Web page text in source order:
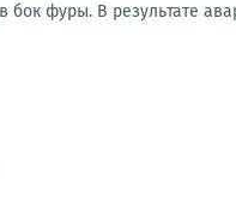
бок фуры. В результате